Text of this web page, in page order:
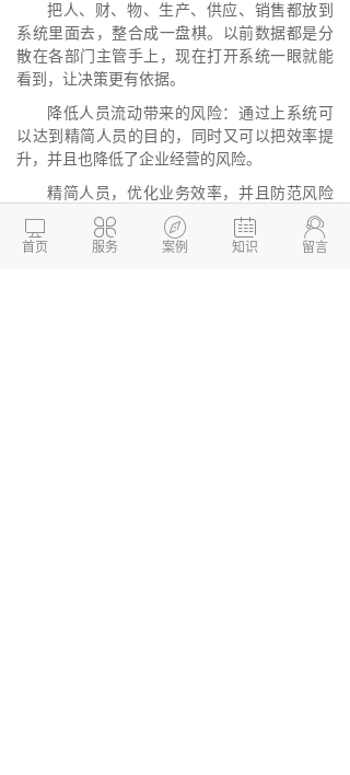
把人、财、物、生产、供应、销售都放到
系统里面去，整合成一盘棋。以前数据都是分
散在各部门主管手上，现在打开系统一眼就能
看到，让决策更有依据。
降低人员流动带来的风险：通过上系统可
以达到精简人员的目的，同时又可以把效率提
升，并且也降低了企业经营的风险。
精简人员，优化业务效率，并且防范风险
是企业经常要关注的事情，正所谓有竞争力的
成本才能在市场竞争中取得优势。

首页

服务

案例

知识

留言